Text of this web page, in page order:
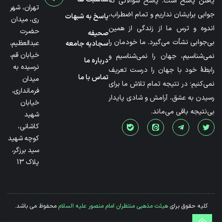
جوابی برایشان نداریم و تمام اضطراب،
اندوه و ترس ما از زندگی از همین
بی‌جوابی نشأت می‌گیرد. ما خودمان را
نمی‌شناسیم، جهان را نمی‌شناسیم و
رابطۀ خود با جهان را درست تعریف
نمی‌کنیم؛ در نتیجه تمام تلاش ما برای
رسیدن به عشق، آرامش و شادی پایدار
بی‌نتیجه باقی می‌ماند.
پاسخ به شبهات
صحیفه
سجادیه جامعه
درباره ما
تماس با ما
تهران، شهر
ری، میدان
حضرت
عبدالعظیم،
خیابان قم،
نرسیده به
میدان
فرمانداری،
خیابان
شهید
کاشانی،
کوچه شهید
سید برزگر،
پلاک 13
کلیه حقوق برایهیئت مذهبی منتظران امام منصور علیه السلاممحفوظ می باشد.